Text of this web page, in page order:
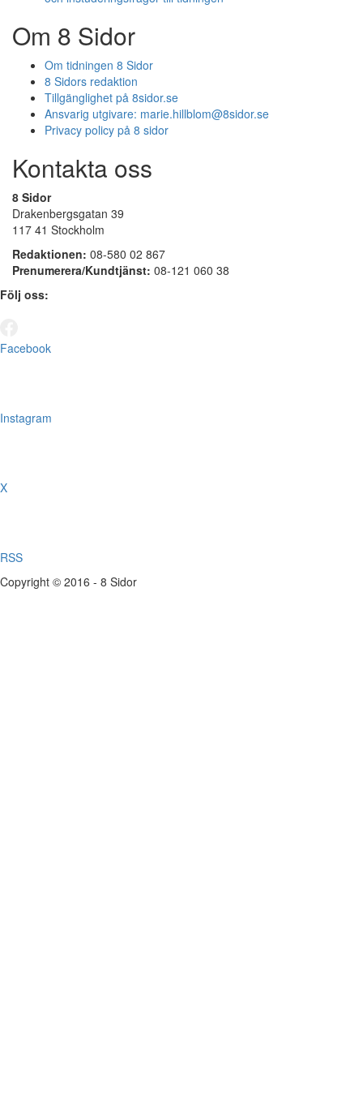
Om 8 Sidor
Om tidningen 8 Sidor
8 Sidors redaktion
Tillgänglighet på 8sidor.se
Ansvarig utgivare: marie.hillblom@8sidor.se
Privacy policy på 8 sidor
Kontakta oss
8 Sidor
Drakenbergsgatan 39
117 41 Stockholm
Redaktionen: 08-580 02 867
Prenumerera/Kundtjänst: 08-121 060 38
Följ oss:
Facebook
Instagram
X
RSS
Copyright © 2016 - 8 Sidor